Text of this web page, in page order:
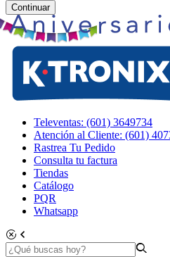
Continuar
Televentas: (601) 3649734
Atención al Cliente: (601)
Rastrea Tu Pedido
Consulta tu factura
Tiendas
Catálogo
PQR
Whatsapp